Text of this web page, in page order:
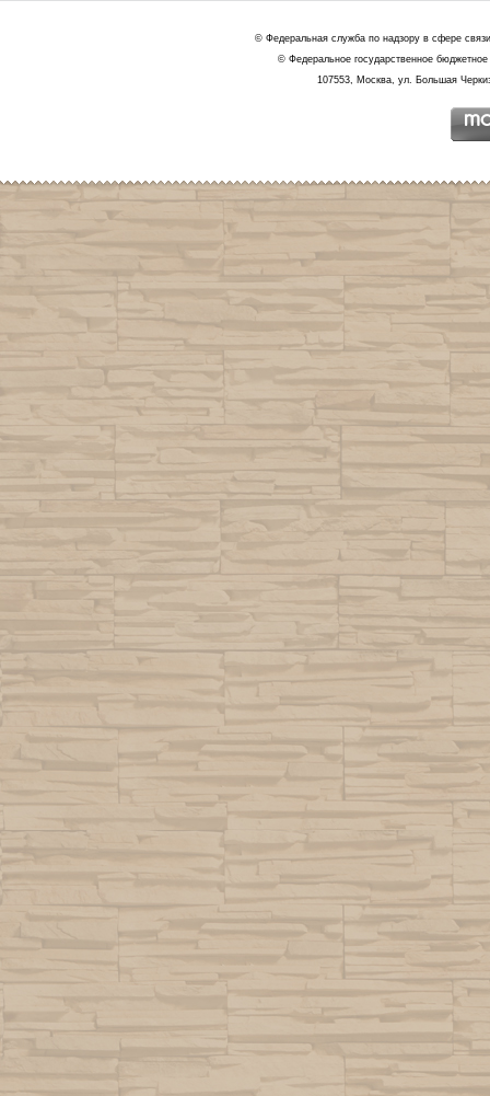
© Федеральная служба по надзору в сфере
© Федеральное государственное
107553, Москва, ул. Большая